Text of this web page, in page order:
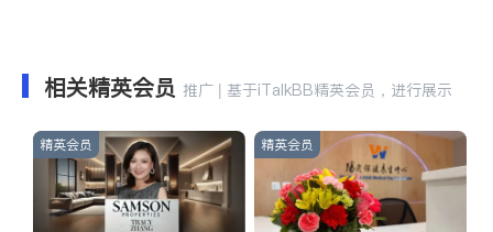
相关精英会员 推广 | 基于iTalkBB精英会员，进行展示
精英会员 精英会员